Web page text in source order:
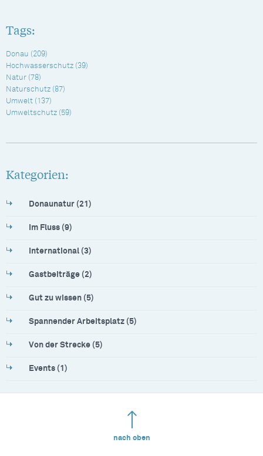
Tags:
Donau (209)
Hochwasserschutz (39)
Natur (78)
Naturschutz (87)
Umwelt (137)
Umweltschutz (59)
Kategorien:
Donaunatur (21)
Im Fluss (9)
International (3)
Gastbeiträge (2)
Gut zu wissen (5)
Spannender Arbeitsplatz (5)
Von der Strecke (5)
Events (1)
nach oben